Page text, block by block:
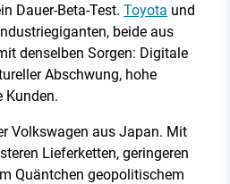
Dauer-Beta-Test. Toyota und
beide aus
denselben Sorgen: Digitale
Abschwung, hohe
Kunden.
Volkswagen aus Japan. Mit
Lieferketten, geringeren
Quäntchen geopolitischem